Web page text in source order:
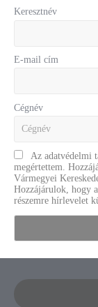
Keresztnév
E-mail cím
Cégnév
Az adatvédelmi
megértettem.
Vármegyei
Hozzájárulok, hogy
részemre hírlevelet